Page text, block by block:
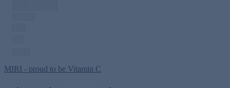
MIRI - proud to be Vitamin C